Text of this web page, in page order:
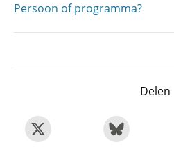
Persoon of programma?
Delen